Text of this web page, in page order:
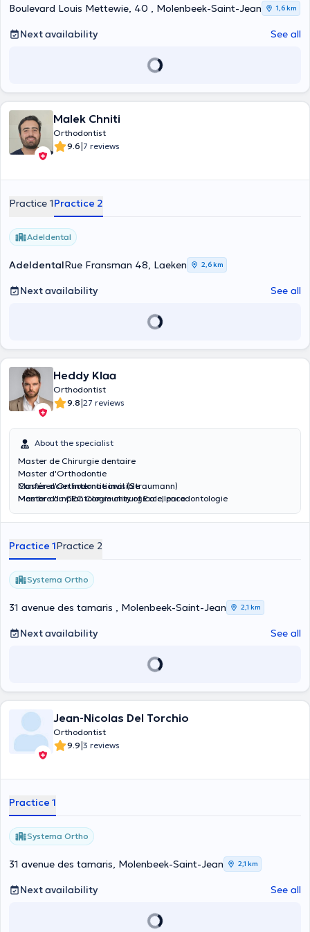
Boulevard Louis Mettewie, 40 , Molenbeek-Saint-Jean 1,6 km
Next availability See all
Malek Chniti
Orthodontist
9.6|7 reviews
Practice 1Practice 2
Adeldental
AdeldentalRue Fransman 48, Laeken 2,6 km
Next availability See all
Heddy Klaa
Orthodontist
9.8|27 reviews
About the specialist
Master de Chirurgie dentaire
Master d'Orthodontie
Master d'Orthodontie invisible
Master d'Implantologie chirurgicale, parodontologie
Conférencier international (Straumann)
Membre du CEC Community of Excellence
inscrit au Collège Médical du Grand Duché du Luxembourg
Practice 1Practice 2
Systema Ortho
31 avenue des tamaris , Molenbeek-Saint-Jean 2,1 km
Next availability See all
Jean-Nicolas Del Torchio
Orthodontist
9.9|3 reviews
Practice 1
Systema Ortho
31 avenue des tamaris, Molenbeek-Saint-Jean 2,1 km
Next availability See all